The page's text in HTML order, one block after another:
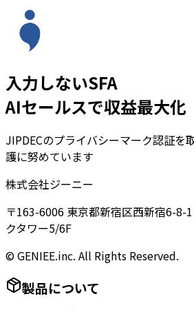
入力しないSFA
AIセールスで収益最大化
JIPDECのプライバシーマーク認証を
護に努めています
株式会社ジーニー
〒163-6006 東京都新宿区西新宿6-8-
クタワー5/6F
© GENIEE.inc. All Rights Reserved.
製品について